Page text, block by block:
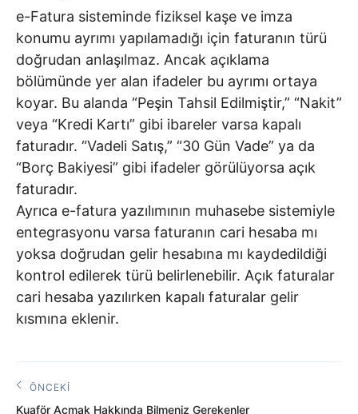
e-Fatura sisteminde fiziksel kaşe ve imza
konumu ayrımı yapılamadığı için faturanın türü
doğrudan anlaşılmaz. Ancak açıklama
bölümünde yer alan ifadeler bu ayrımı ortaya
koyar. Bu alanda “Peşin Tahsil Edilmiştir,” “Nakit”
veya “Kredi Kartı” gibi ibareler varsa kapalı
faturadır. “Vadeli Satış,” “30 Gün Vade” ya da
“Borç Bakiyesi” gibi ifadeler görülüyorsa açık
faturadır.
Ayrıca e-fatura yazılımının muhasebe sistemiyle
entegrasyonu varsa faturanın cari hesaba mı
yoksa doğrudan gelir hesabına mı kaydedildiği
kontrol edilerek türü belirlenebilir. Açık faturalar
cari hesaba yazılırken kapalı faturalar gelir
kısmına eklenir.
Yazı
ÖNCEKI
Önceki
Kuaför Açmak Hakkında Bilmeniz Gerekenler